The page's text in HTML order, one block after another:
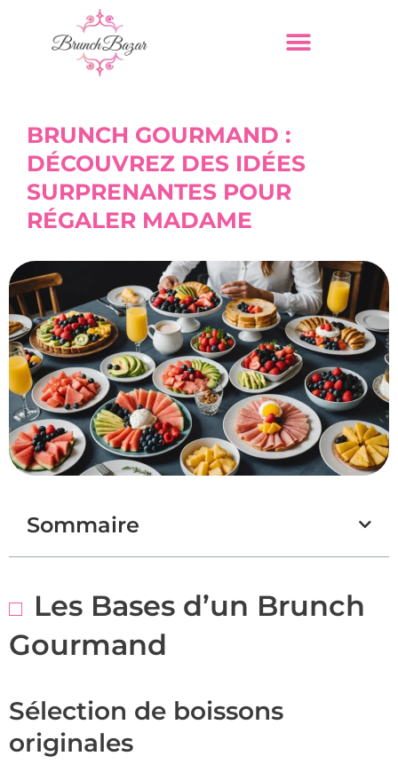
BRUNCH GOURMAND :
DÉCOUVREZ DES IDÉES
SURPRENANTES POUR
RÉGALER MADAME
Sommaire
Les Bases d’un Brunch
Gourmand
Sélection de boissons
originales